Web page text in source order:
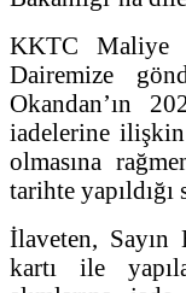
KKTC Maliye
Dairemize
Okandan’ın
iadelerine ilişkin
olmasına
tarihte yapıldığı
İlaveten,
kartı ile